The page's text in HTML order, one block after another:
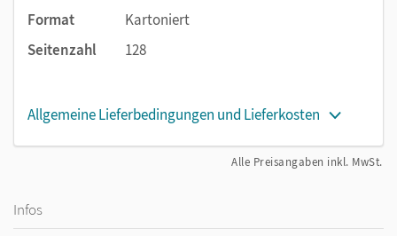
Passgenau zu den Oberstufenthemen:
y lo real.
„Handreichung“.
Format
Kartoniert
Seitenzahl
128
Allgemeine Lieferbedingungen und Lieferkosten
Alle Preisangaben inkl. MwSt.
Infos